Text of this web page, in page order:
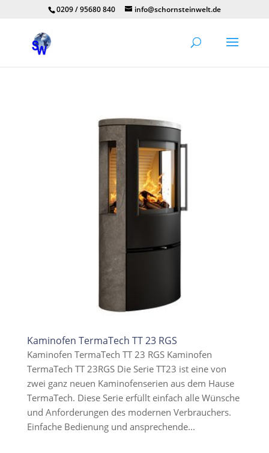
0209 / 95680 840 info@schornsteinwelt.de
Kaminofen TermaTech TT 23 RGS
Kaminofen TermaTech TT 23 RGS Kaminofen
TermaTech TT 23RGS Die Serie TT23 ist eine von
zwei ganz neuen Kaminofenserien aus dem Hause
TermaTech. Diese Serie erfüllt einfach alle Wünsche
und Anforderungen des modernen Verbrauchers.
Einfache Bedienung und ansprechende...